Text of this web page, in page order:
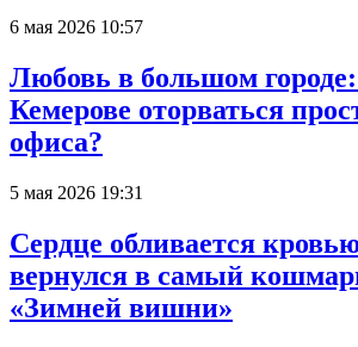
6 мая 2026 10:57
Любовь в большом
Кемерове оторваться
офиса?
5 мая 2026 19:31
Сердце обливается
вернулся в самый
«Зимней вишни»